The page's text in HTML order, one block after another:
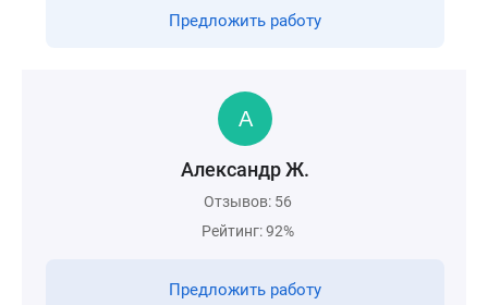
Предложить работу
Александр Ж.
Отзывов: 56
Рейтинг: 92%
Предложить работу